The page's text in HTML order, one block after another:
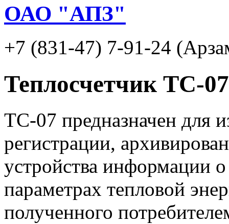
ОАО "АПЗ"
+7 (831-47) 7-91-24
Теплосчетчик ТС-07
ТС-07 предназначен для
регистрации,
устройства информации
параметрах тепловой
полученного